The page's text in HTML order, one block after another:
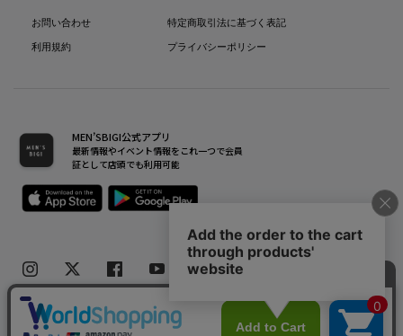
お問い合わせ
利用規約
特定商取引法に基づく表記
プライバシーポリシー
MEN’SBIGI公式アプリ
最新情報やイベント情報をこれ一つで会員
証として店頭でも利用可能
Copyright(C) Bigi Co.,Ltd.All Rights Reserved.